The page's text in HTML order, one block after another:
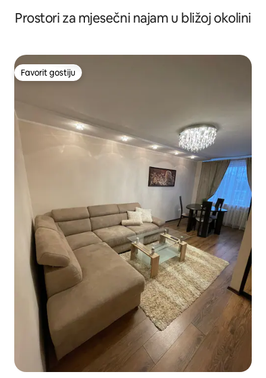
Prostori za mjesečni najam u bližoj okolini
Favorit gostiju
Favorit gostiju